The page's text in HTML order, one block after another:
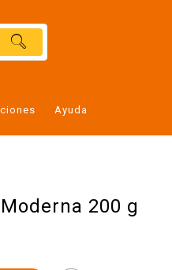
Ayuda
200 g